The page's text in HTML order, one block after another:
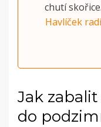
chutí
Havlíček
Jak
do